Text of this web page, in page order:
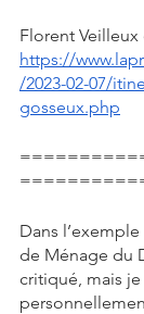
Florent
https://
/2023-02-07/
gosseux.php
Dans
de Ménage du
critiqué, mais